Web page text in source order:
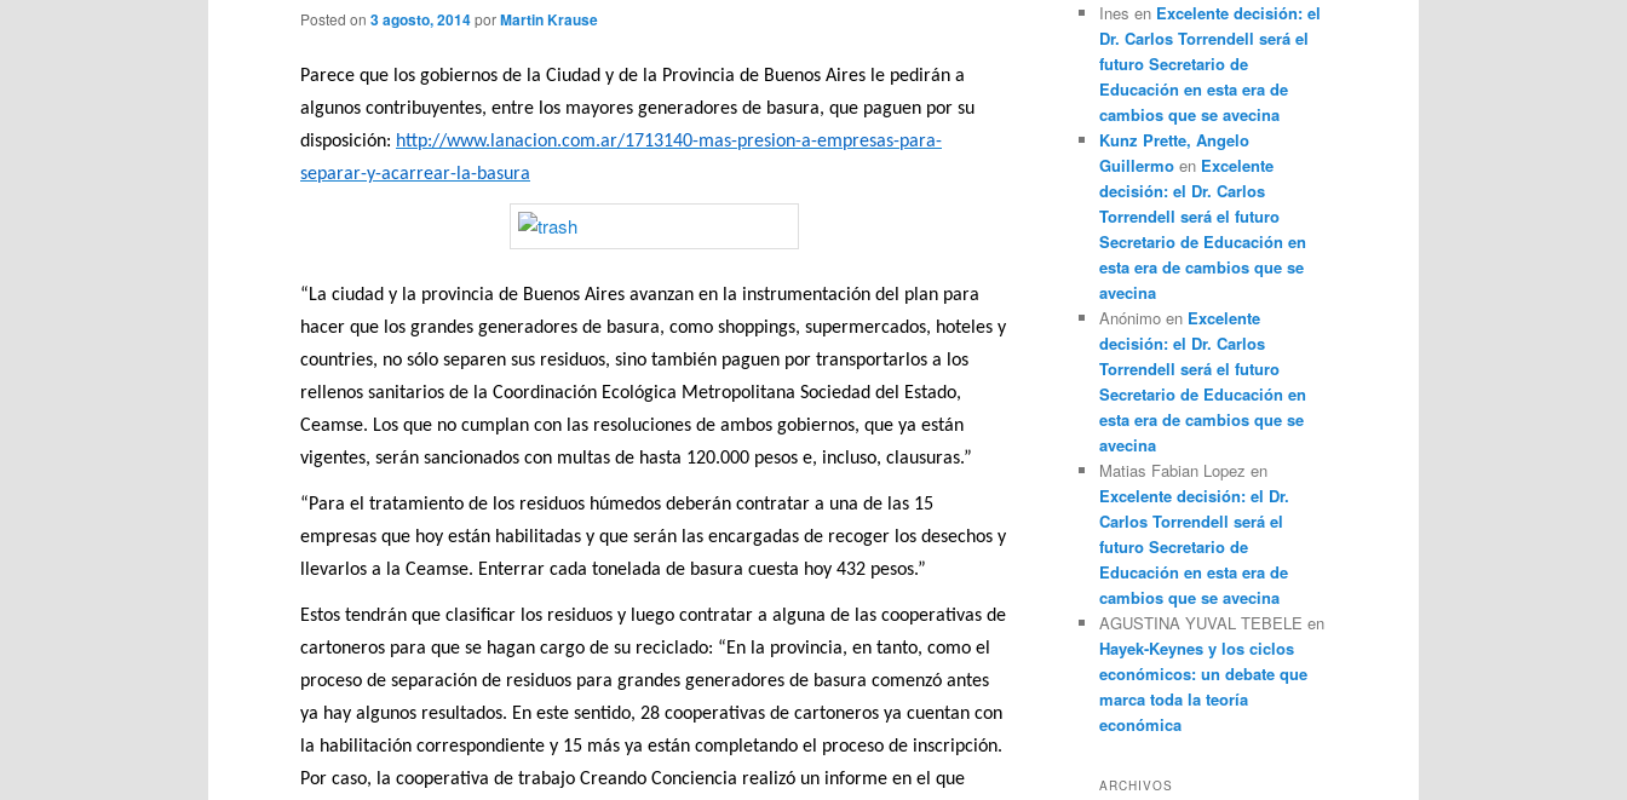
Posted on 3 agosto, 2014porMartin Krause
Parece que los gobiernos de la Ciudad y de la Provincia de Buenos Aires le pedirán a
algunos contribuyentes, entre los mayores generadores de basura, que paguen por su
disposición: http://www.lanacion.com.ar/1713140-mas-presion-a-empresas-para-
separar-y-acarrear-la-basura
“La ciudad y la provincia de Buenos Aires avanzan en la instrumentación del plan para
hacer que los grandes generadores de basura, como shoppings, supermercados, hoteles y
countries, no sólo separen sus residuos, sino también paguen por transportarlos a los
rellenos sanitarios de la Coordinación Ecológica Metropolitana Sociedad del Estado,
Ceamse. Los que no cumplan con las resoluciones de ambos gobiernos, que ya están
vigentes, serán sancionados con multas de hasta 120.000 pesos e, incluso, clausuras.”
“Para el tratamiento de los residuos húmedos deberán contratar a una de las 15
empresas que hoy están habilitadas y que serán las encargadas de recoger los desechos y
llevarlos a la Ceamse. Enterrar cada tonelada de basura cuesta hoy 432 pesos.”
Estos tendrán que clasificar los residuos y luego contratar a alguna de las cooperativas de
cartoneros para que se hagan cargo de su reciclado: “En la provincia, en tanto, como el
proceso de separación de residuos para grandes generadores de basura comenzó antes
ya hay algunos resultados. En este sentido, 28 cooperativas de cartoneros ya cuentan con
la habilitación correspondiente y 15 más ya están completando el proceso de inscripción.
Por caso, la cooperativa de trabajo Creando Conciencia realizó un informe en el que
Ines en Excelente decisión: el
Dr. Carlos Torrendell será el
futuro Secretario de
Educación en esta era de
cambios que se avecina
Kunz Prette, Angelo
Guillermo en Excelente
decisión: el Dr. Carlos
Torrendell será el futuro
Secretario de Educación en
esta era de cambios que se
avecina
Anónimo en Excelente
decisión: el Dr. Carlos
Torrendell será el futuro
Secretario de Educación en
esta era de cambios que se
avecina
Matias Fabian Lopez en
Excelente decisión: el Dr.
Carlos Torrendell será el
futuro Secretario de
Educación en esta era de
cambios que se avecina
AGUSTINA YUVAL TEBELE en
Hayek-Keynes y los ciclos
económicos: un debate que
marca toda la teoría
económica
ARCHIVOS